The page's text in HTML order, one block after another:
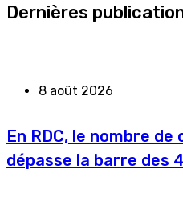
Dernières
8 août 2026
En RDC, le nombre de
dépasse la barre des